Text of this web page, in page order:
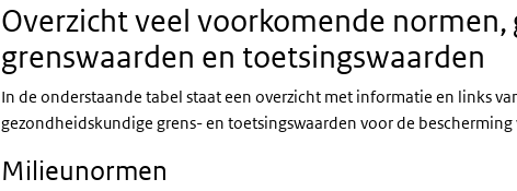
Overzicht veel voorkomende
grenswaarden en toetsingswaarden
In de onderstaande tabel staat een overzicht met informatie en links
gezondheidskundige grens- en toetsingswaarden voor de bescherming
Milieunormen